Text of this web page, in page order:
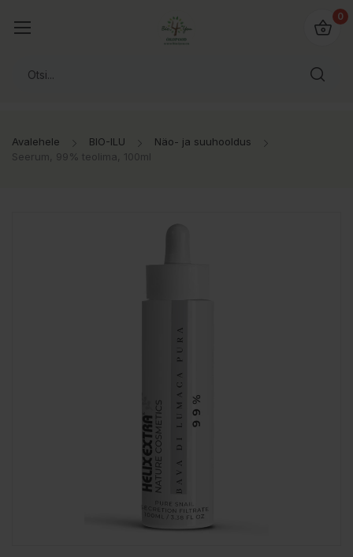
0
Avalehele BIO-ILU
Näo- ja suuhooldus
Seerum, 99% teolima, 100ml